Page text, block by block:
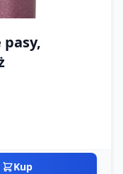
pasy,
Kup